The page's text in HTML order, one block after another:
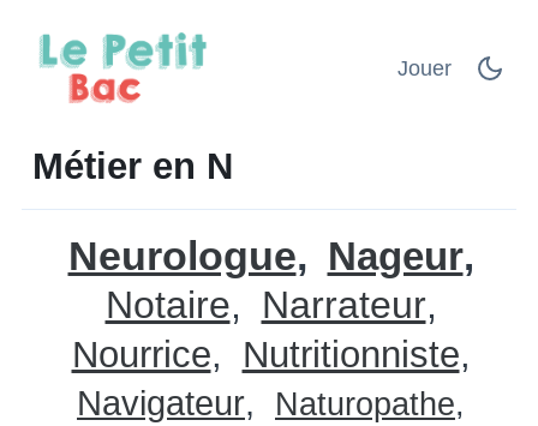
Jouer
Métier en N
Neurologue Nageur
Notaire Narrateur
Nourrice Nutritionniste
Navigateur
Naturopathe